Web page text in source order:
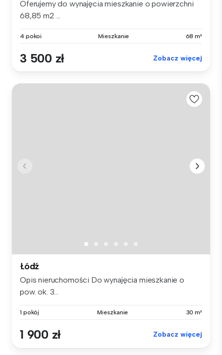
Oferujemy do wynajęcia mieszkanie o powierzchni
68,85 m2 ...
4 pokoi Mieszkanie 68 m²
3 500 zł Zobacz więcej
Łódź
Opis nieruchomości Do wynajęcia mieszkanie o
pow. ok. 3...
1 pokój Mieszkanie 30 m²
1 900 zł Zobacz więcej